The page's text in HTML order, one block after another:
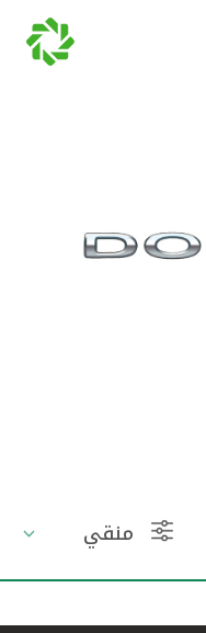
منقي